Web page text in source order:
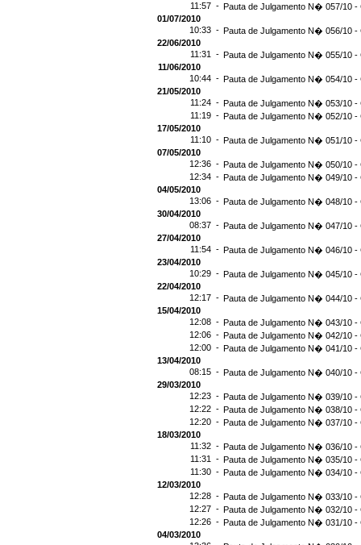
11:57 - Pauta de Julgamento N� 057/10 -
01/07/2010
10:33 - Pauta de Julgamento N� 056/10 -
22/06/2010
11:31 - Pauta de Julgamento N� 055/10 -
11/06/2010
10:44 - Pauta de Julgamento N� 054/10 -
21/05/2010
11:24 - Pauta de Julgamento N� 053/10 -
11:19 - Pauta de Julgamento N� 052/10 -
17/05/2010
11:10 - Pauta de Julgamento N� 051/10 -
07/05/2010
12:36 - Pauta de Julgamento N� 050/10 -
12:34 - Pauta de Julgamento N� 049/10 -
04/05/2010
13:06 - Pauta de Julgamento N� 048/10 -
30/04/2010
08:37 - Pauta de Julgamento N� 047/10 -
27/04/2010
11:54 - Pauta de Julgamento N� 046/10 -
23/04/2010
10:29 - Pauta de Julgamento N� 045/10 -
22/04/2010
12:17 - Pauta de Julgamento N� 044/10 -
15/04/2010
12:08 - Pauta de Julgamento N� 043/10 -
12:06 - Pauta de Julgamento N� 042/10 -
12:00 - Pauta de Julgamento N� 041/10 -
13/04/2010
08:15 - Pauta de Julgamento N� 040/10 -
29/03/2010
12:23 - Pauta de Julgamento N� 039/10 -
12:22 - Pauta de Julgamento N� 038/10 -
12:20 - Pauta de Julgamento N� 037/10 -
18/03/2010
11:32 - Pauta de Julgamento N� 036/10 -
11:31 - Pauta de Julgamento N� 035/10 -
11:30 - Pauta de Julgamento N� 034/10 -
12/03/2010
12:28 - Pauta de Julgamento N� 033/10 -
12:27 - Pauta de Julgamento N� 032/10 -
12:26 - Pauta de Julgamento N� 031/10 -
04/03/2010